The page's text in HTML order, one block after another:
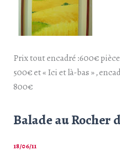
Prix tout encadré :600€
500€ et « Ici et là-bas » ,
800€
Balade au Rocher
18/06/11